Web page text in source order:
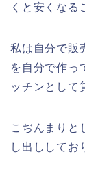
くと安くなる
私は自分で販
を自分で作っ
ッチンとして
こぢんまりと
し出ししてお